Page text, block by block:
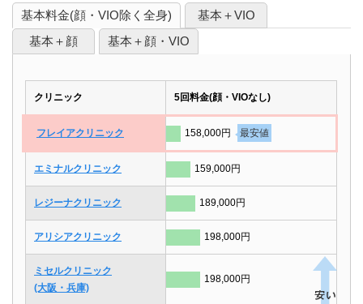
基本料金(顔・VIO除く全身)
基本＋VIO
基本＋顔
基本＋顔・VIO
クリニック 5回料金(顔・VIOなし)
フレイアクリニック 158,000円 最安値
エミナルクリニック 159,000円
レジーナクリニック 189,000円
アリシアクリニック 198,000円
ミセルクリニック
(大阪・兵庫)
198,000円